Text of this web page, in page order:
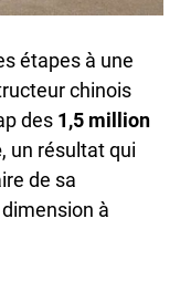
étapes à une
chinois
des 1,5 million
, un résultat qui
de sa
à